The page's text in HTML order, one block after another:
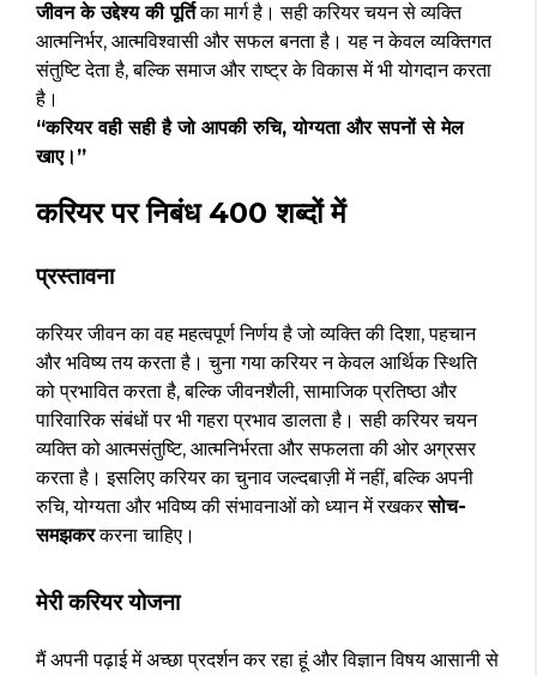
जीवन के उद्देश्य की पूर्तिका मार्ग है। सही करियर चयन से व्यक्ति
आत्मनिर्भर, आत्मविश्वासी और सफल बनता है। यह न केवल व्यक्तिगत
संतुष्टि देता है, बल्कि समाज और राष्ट्र के विकास में भी योगदान करता
है।
“करियर वही सही है जो आपकी रुचि, योग्यता और सपनों से मेल
खाए।”
करियर पर निबंध 400 शब्दों में
प्रस्तावना
करियर जीवन का वह महत्वपूर्ण निर्णय है जो व्यक्ति की दिशा, पहचान
और भविष्य तय करता है। चुना गया करियर न केवल आर्थिक स्थिति
को प्रभावित करता है, बल्कि जीवनशैली, सामाजिक प्रतिष्ठा और
पारिवारिक संबंधों पर भी गहरा प्रभाव डालता है। सही करियर चयन
व्यक्ति को आत्मसंतुष्टि, आत्मनिर्भरता और सफलता की ओर अग्रसर
करता है। इसलिए करियर का चुनाव जल्दबाज़ी में नहीं, बल्कि अपनी
रुचि, योग्यता और भविष्य की संभावनाओं को ध्यान में रखकरसोच-
समझकरकरना चाहिए।
मेरी करियर योजना
मैं अपनी पढ़ाई में अच्छा प्रदर्शन कर रहा हूं और विज्ञान विषय आसानी से